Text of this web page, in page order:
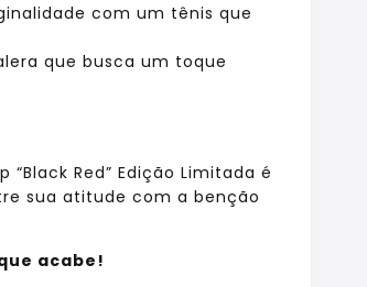
com um tênis que
que busca um toque
Red” Edição Limitada é
sua atitude com a benção
acabe!